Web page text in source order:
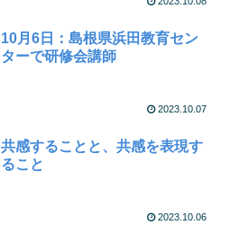
10月6日：島根県浜田教育セン
ターで研修会講師
2023.10.07
共感することと、共感を表現す
ること
2023.10.06